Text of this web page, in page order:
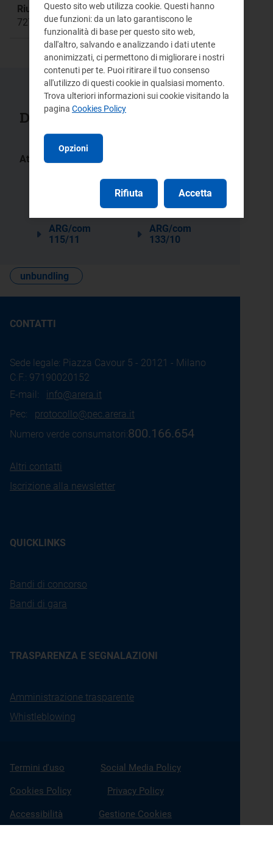
Riunione:
727
Documenti collegati
Atti:
379/2015/R/idr
231/2014/R/com
ARG/com
115/11
ARG/com
133/10
unbundling
CONTATTI
Sede legale: Piazza Cavour 5 - 20121 - Milano
C.F.: 97190020152
E-mail: info@arera.it
Pec: protocollo@pec.arera.it
Numero verde consumatori:800.166.654
Altri contatti
Iscrizione alla newsletter
QUICKLINKS
Bandi di concorso
Bandi di gara
TRASPARENZA E SEGNALAZIONI
Amministrazione trasparente
Whistleblowing
Termini d'uso Social Media Policy
Cookies Policy Privacy Policy
Accessibilità Gestione Cookies
Questo sito web utilizza cookie. Questi hanno
due funzioni: da un lato garantiscono le
funzionalità di base per questo sito web,
dall'altro, salvando e analizzando i dati utente
anonimizzati, ci permettono di migliorare i nostri
contenuti per te. Puoi ritirare il tuo consenso
all'utilizzo di questi cookie in qualsiasi momento.
Trova ulteriori informazioni sui cookie visitando la
pagina Cookies Policy
Opzioni
Rifiuta Accetta